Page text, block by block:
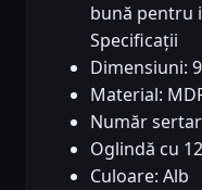
bună pentru
Specificații
Dimensiuni:
Material:
Număr
Oglindă cu
Culoare: Alb